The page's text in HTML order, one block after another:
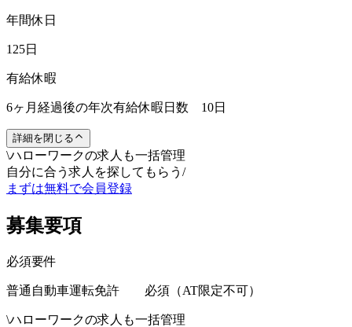
年間休日
125日
有給休暇
6ヶ月経過後の年次有給休暇日数 10日
詳細を閉じる
\ハローワークの求人も一括管理
自分に合う求人を探してもらう /
まずは無料で会員登録
募集要項
必須要件
普通自動車運転免許 必須（AT限定不可）
\ハローワークの求人も一括管理